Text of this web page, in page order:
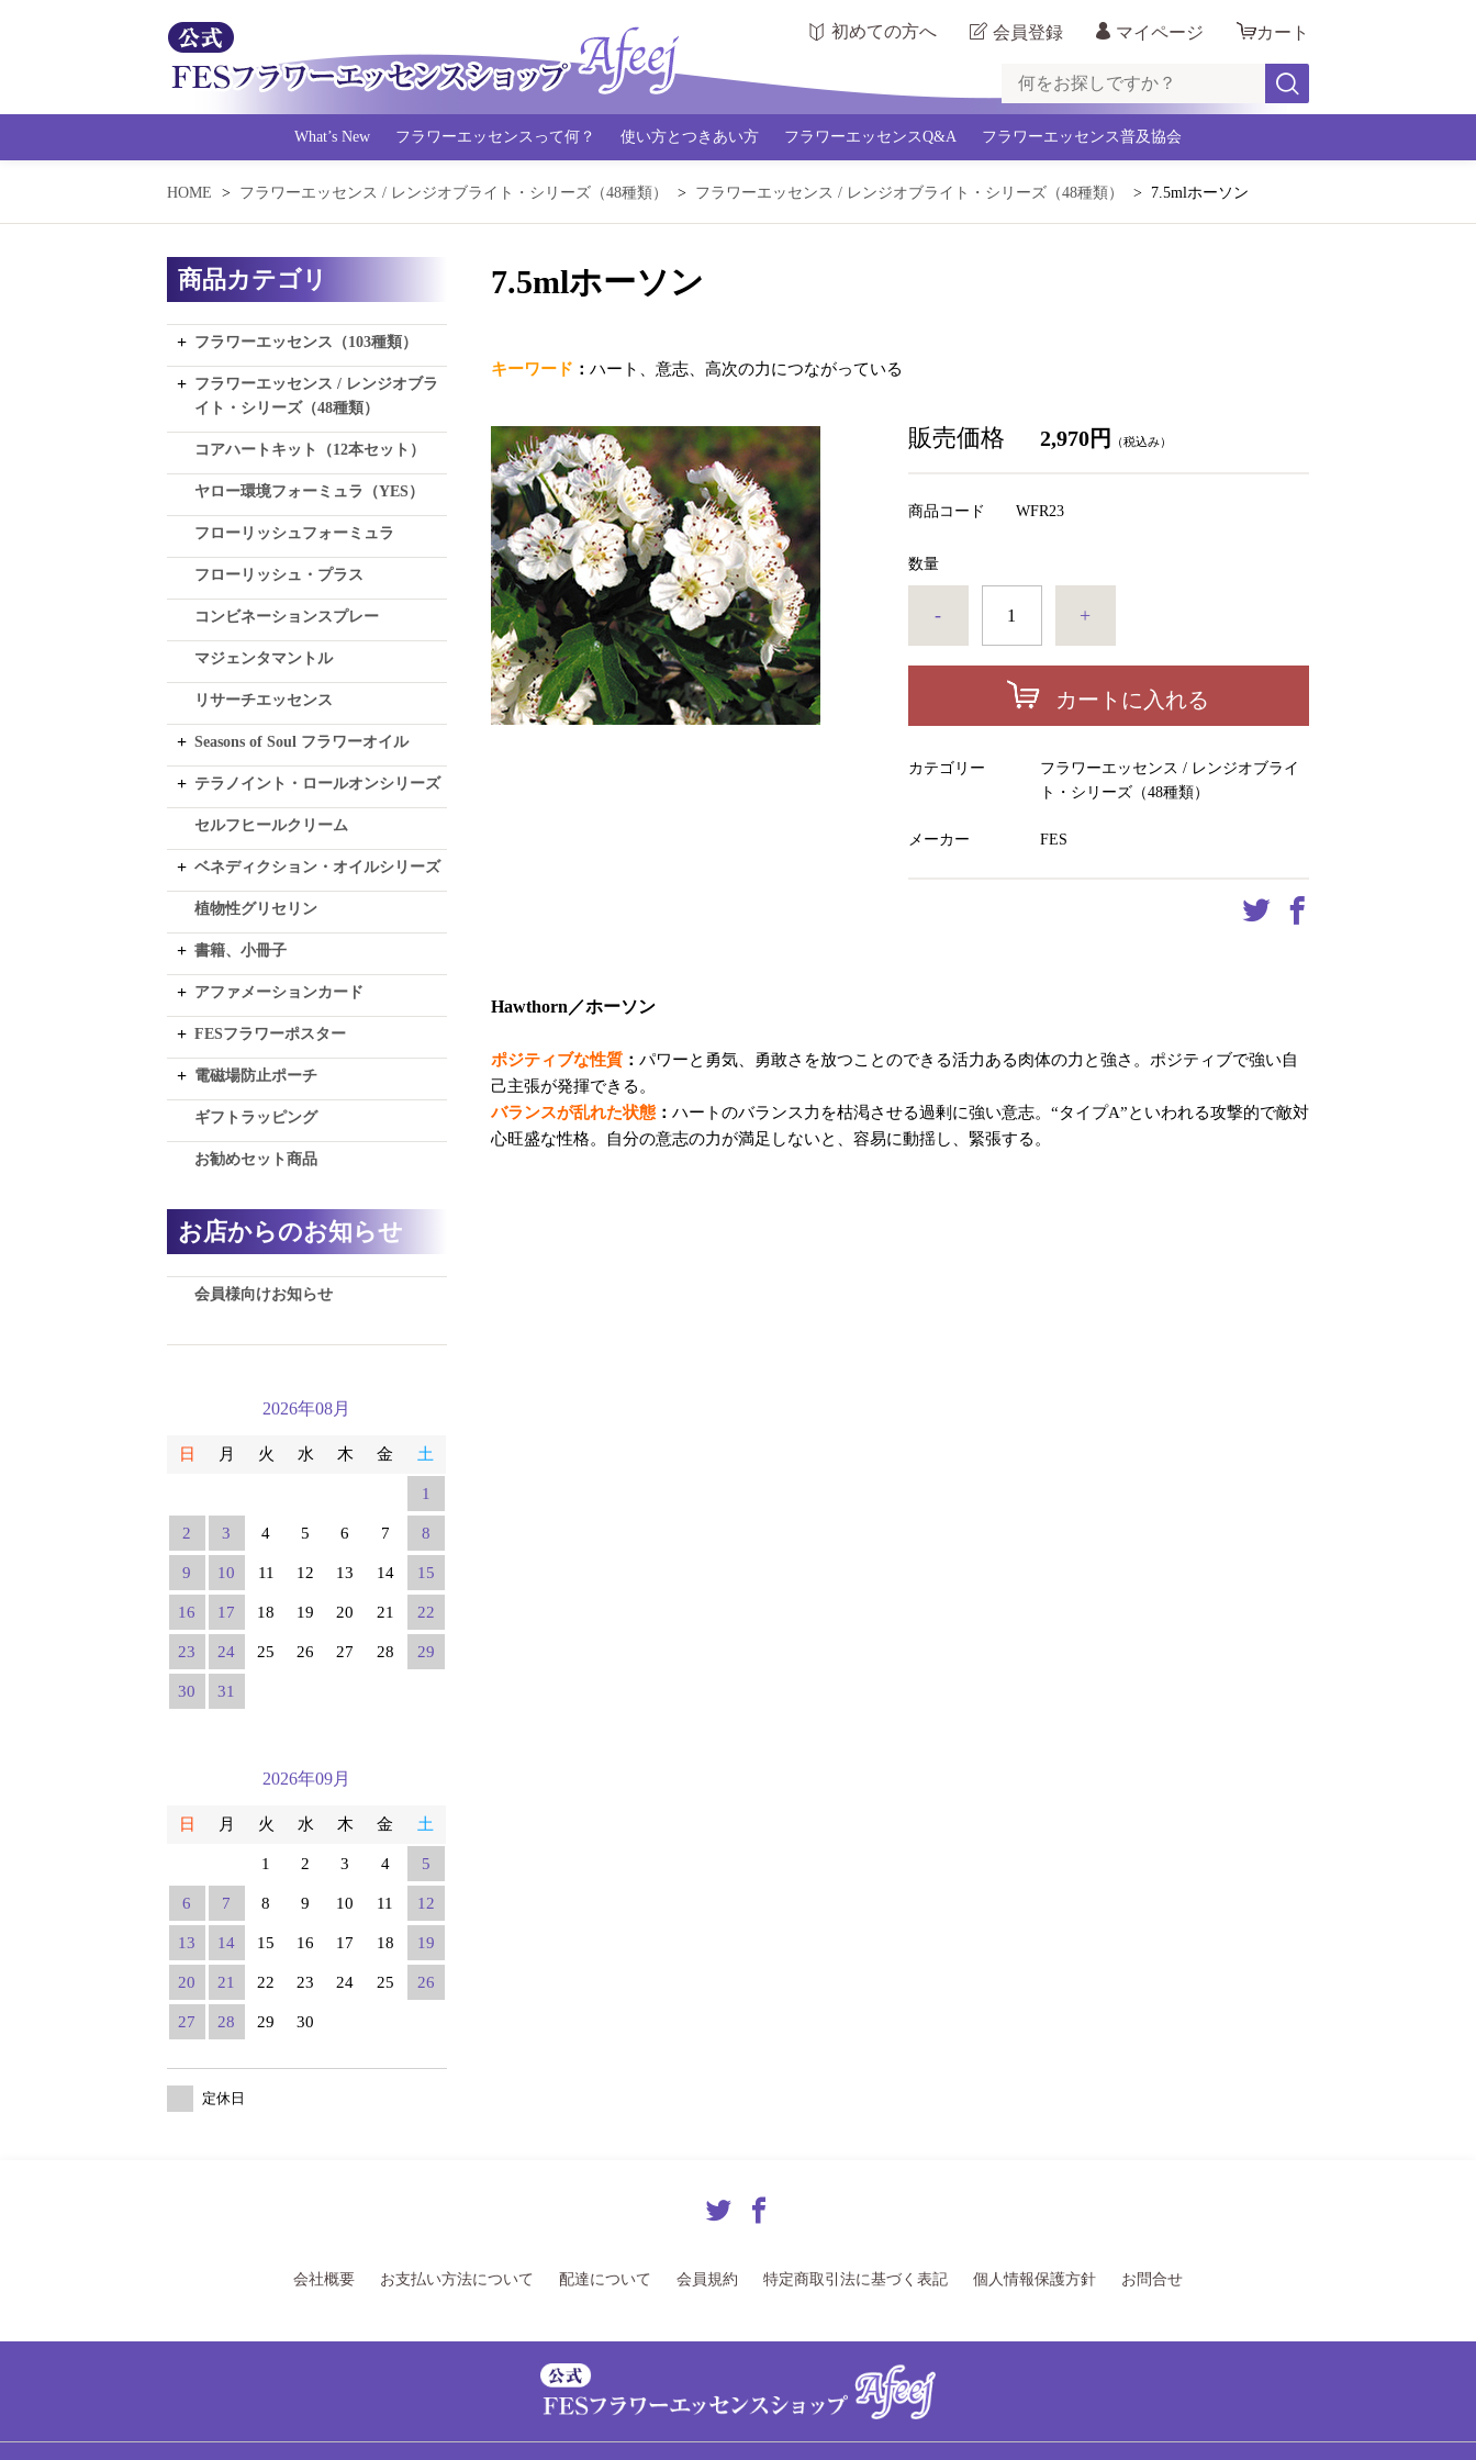
初めての方へ 会員登録 マイページ カート
What’s New フラワーエッセンスって何？ 使い方とつきあい方 フラワーエッセンスQ&A フラワーエッセンス普及協会
HOME フラワーエッセンス / レンジオブライト・シリーズ（48種類） フラワーエッセンス / レンジオブライト・シリーズ（48種類） 7.5mlホーソン
7.5mlホーソン
キーワード ： ハート、意志、高次の力につながっている
販売価格 2,970円 （税込み）
商品コード WFR23
数量
- +
カートに入れる
カテゴリー
フラワーエッセンス / レンジオブライ
ト・シリーズ（48種類）
メーカー FES
Hawthorn／ホーソン
ポジティブな性質： パワーと勇気、勇敢さを放つことのできる活力ある肉体の力と強さ。ポジティブで強い自
己主張が発揮できる。
バランスが乱れた状態： ハートのバランス力を枯渇させる過剰に強い意志。“タイプA”といわれる攻撃的で敵対
心旺盛な性格。自分の意志の力が満足しないと、容易に動揺し、緊張する。
商品カテゴリ
フラワーエッセンス（103種類）
フラワーエッセンス / レンジオブラ
イト・シリーズ（48種類）
コアハートキット（12本セット）
ヤロー環境フォーミュラ（YES）
フローリッシュフォーミュラ
フローリッシュ・プラス
コンビネーションスプレー
マジェンタマントル
リサーチエッセンス
Seasons of Soul フラワーオイル
テラノイント・ロールオンシリーズ
セルフヒールクリーム
ベネディクション・オイルシリーズ
植物性グリセリン
書籍、小冊子
アファメーションカード
FESフラワーポスター
電磁場防止ポーチ
ギフトラッピング
お勧めセット商品
お店からのお知らせ
会員様向けお知らせ
2026年08月
日 月 火 水 木 金 土
1
2 3 4 5 6 7 8
9 10 11 12 13 14 15
16 17 18 19 20 21 22
23 24 25 26 27 28 29
30 31
2026年09月
日 月 火 水 木 金 土
1 2 3 4 5
6 7 8 9 10 11 12
13 14 15 16 17 18 19
20 21 22 23 24 25 26
27 28 29 30
定休日
会社概要 お支払い方法について 配達について 会員規約 特定商取引法に基づく表記 個人情報保護方針 お問合せ